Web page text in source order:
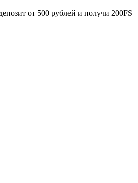
от 500 рублей и получи 200FS